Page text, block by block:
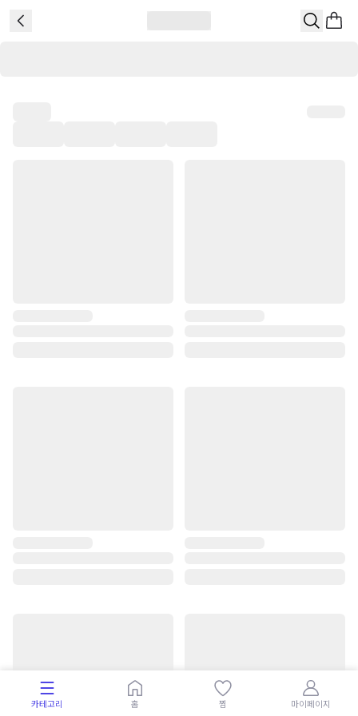
카테고리 홈 찜 마이페이지